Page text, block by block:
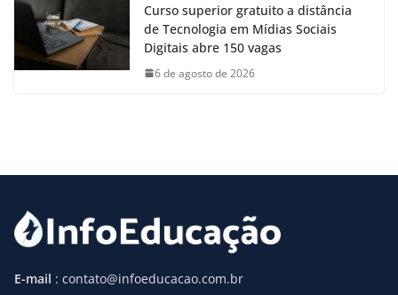
Curso superior gratuito a distância
de Tecnologia em Mídias Sociais
Digitais abre 150 vagas
6 de agosto de 2026
E-mail : contato@infoeducacao.com.br